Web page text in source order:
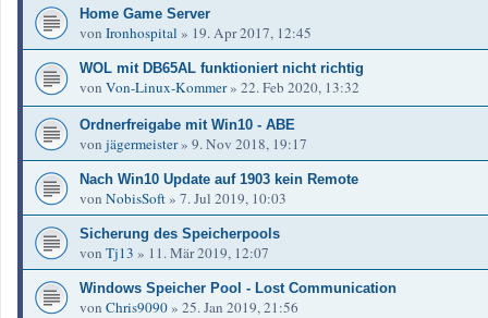
Home Game Server
von Ironhospital » 19. Apr 2017, 12:45
WOL mit DB65AL funktioniert nicht richtig
von Von-Linux-Kommer» 22. Feb 2020, 13:32
Ordnerfreigabe mit Win10 - ABE
von jägermeister» 9. Nov 2018, 19:17
Nach Win10 Update auf 1903 kein Remote
von NobisSoft» 7. Jul 2019, 10:03
Sicherung des Speicherpools
von Tj13 » 11. Mär 2019, 12:07
Windows Speicher Pool - Lost Communication
von Chris9090» 25. Jan 2019, 21:56